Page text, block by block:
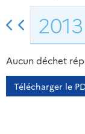
2013
Aucun déchet
Télécharger le